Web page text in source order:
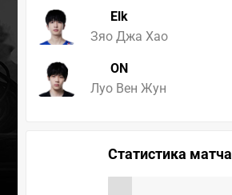
Elk
Зяо Джа Хао
ON
Луо Вен Жун
Статистика матча